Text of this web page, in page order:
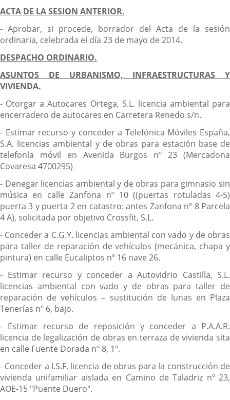
ACTA DE LA SESION ANTERIOR.
- Aprobar, si procede, borrador del Acta de la sesión
ordinaria, celebrada el día 23 de mayo de 2014.
DESPACHO ORDINARIO.
ASUNTOS DE URBANISMO, INFRAESTRUCTURAS Y
VIVIENDA.
- Otorgar a Autocares Ortega, S.L. licencia ambiental para
encerradero de autocares en Carretera Renedo s/n.
- Estimar recurso y conceder a Telefónica Móviles España,
S.A. licencias ambiental y de obras para estación base de
telefonía móvil en Avenida Burgos nº 23 (Mercadona
Covaresa 4700295)
- Denegar licencias ambiental y de obras para gimnasio sin
música en calle Zanfona nº 10 ((puertas rotuladas 4-5)
puerta 3 y puerta 2 en catastro: antes Zanfona nº 8 Parcela
4 A), solicitada por objetivo Crossfit, S.L.
- Conceder a C.G.Y. licencias ambiental con vado y de obras
para taller de reparación de vehículos (mecánica, chapa y
pintura) en calle Eucaliptos nº 16 nave 26.
- Estimar recurso y conceder a Autovidrio Castilla, S.L.
licencias ambiental con vado y de obras para taller de
reparación de vehículos – sustitución de lunas en Plaza
Tenerías nº 6, bajo.
- Estimar recurso de reposición y conceder a P.A.A.R.
licencia de legalización de obras en terraza de vivienda sita
en calle Fuente Dorada nº 8, 1º.
- Conceder a I.S.F. licencia de obras para la construcción de
vivienda unifamiliar aislada en Camino de Taladriz nº 23,
AOE-15 "Puente Duero".